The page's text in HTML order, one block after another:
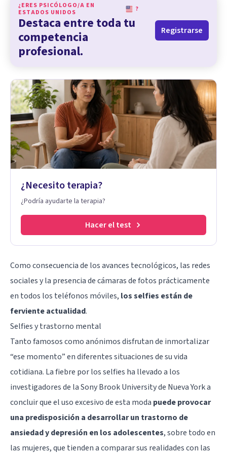
¿ERES PSICÓLOGO/A EN
ESTADOS UNIDOS
?
Destaca entre toda tu
competencia
profesional.
Registrarse
¿Necesito terapia?
¿Podría ayudarte la terapia?
Hacer el test
Como consecuencia de los avances tecnológicos, las redes
sociales y la presencia de cámaras de fotos prácticamente
en todos los teléfonos móviles, los selfies están de
ferviente actualidad.
Selfies y trastorno mental
Tanto famosos como anónimos disfrutan de inmortalizar
“ese momento” en diferentes situaciones de su vida
cotidiana. La fiebre por los selfies ha llevado a los
investigadores de la Sony Brook University de Nueva York a
concluir que el uso excesivo de esta moda puede provocar
una predisposición a desarrollar un trastorno de
ansiedad y depresión en los adolescentes, sobre todo en
las mujeres, que tienden a comparar sus realidades con las